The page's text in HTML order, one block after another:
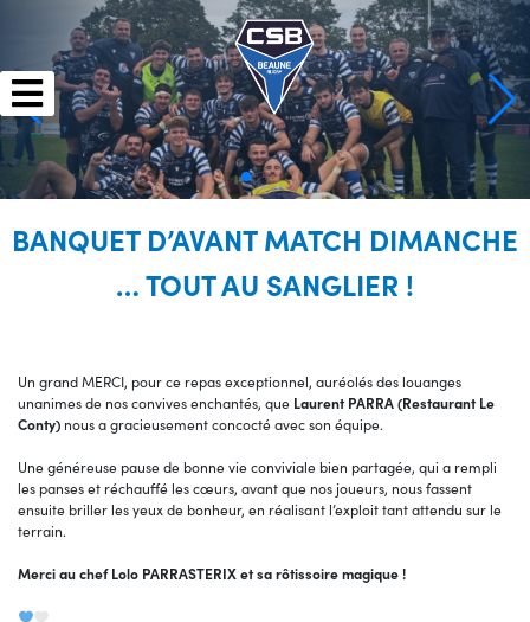
BANQUET D’AVANT MATCH DIMANCHE
… TOUT AU SANGLIER !
Un grand MERCI, pour ce repas exceptionnel, auréolés des louanges
unanimes de nos convives enchantés, que Laurent PARRA (Restaurant Le
Conty) nous a gracieusement concocté avec son équipe.
Une généreuse pause de bonne vie conviviale bien partagée, qui a rempli
les panses et réchauffé les cœurs, avant que nos joueurs, nous fassent
ensuite briller les yeux de bonheur, en réalisant l’exploit tant attendu sur le
terrain.
Merci au chef Lolo PARRASTERIX et sa rôtissoire magique !